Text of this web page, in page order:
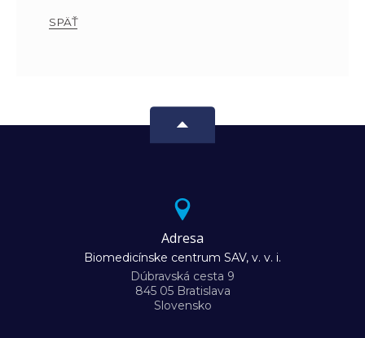
SPÄŤ
Adresa
Biomedicínske centrum SAV, v. v. i.
Dúbravská cesta 9
845 05 Bratislava
Slovensko